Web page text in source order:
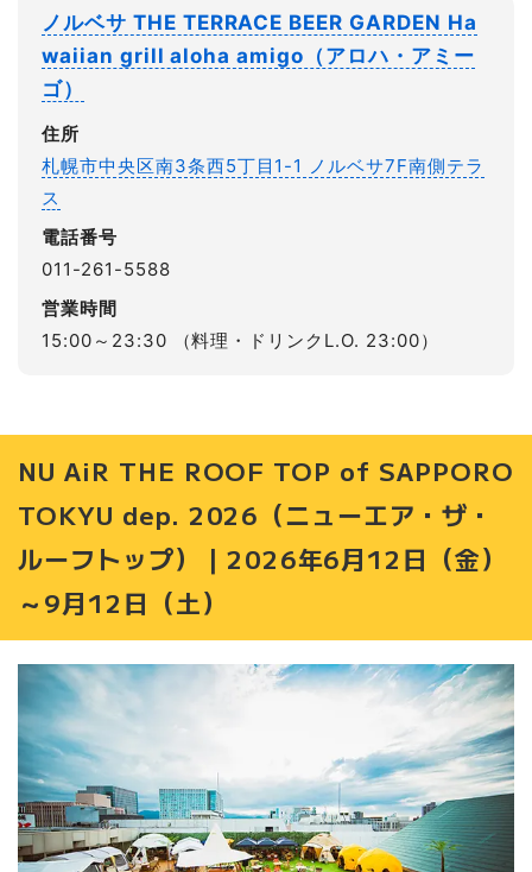
ノルベサ THE TERRACE BEER GARDEN Ha
waiian grill aloha amigo（アロハ・アミー
ゴ）
住所
札幌市中央区南3条西5丁目1-1 ノルベサ7F南側テラ
ス
電話番号
011-261-5588
営業時間
15:00～23:30 （料理・ドリンクL.O. 23:00）
NU AiR THE ROOF TOP of SAPPORO
TOKYU dep. 2026（ニューエア・ザ・
ルーフトップ）｜2026年6月12日（金）
～9月12日（土）